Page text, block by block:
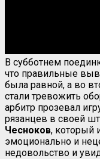
В субботнем
что правильные
была равной, а во
стали тревожить
арбитр прозевал
рязанцев в своей
Чесноков, который
эмоционально и
недовольство и